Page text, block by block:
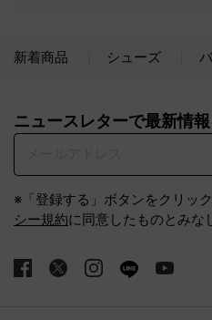
新着商品 シューズ
ニュースレターで最新情報
※「登録する」ボタンをクリック
シー規約に同意したものとみな